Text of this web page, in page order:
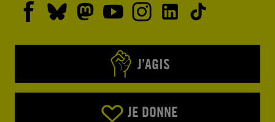
J’AGIS
JE DONNE